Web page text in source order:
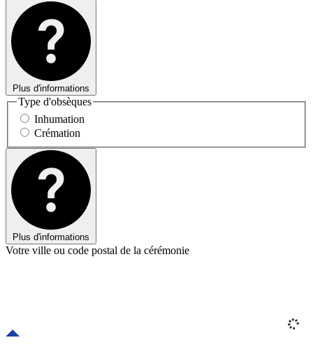
Plus d'informations
Type d'obsèques
Inhumation
Crémation
Plus d'informations
Votre ville ou code postal de la cérémonie